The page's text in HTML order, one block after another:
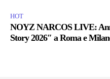
HOT
NOYZ NARCOS LIVE:
Story 2026″ a Roma e